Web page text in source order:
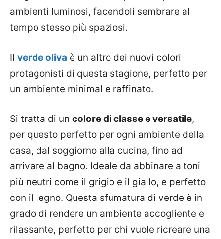
ambienti luminosi, facendoli sembrare al
tempo stesso più spaziosi.
Il verde oliva è un altro dei nuovi colori
protagonisti di questa stagione, perfetto per
un ambiente minimal e raffinato.
Si tratta di un colore di classe e versatile,
per questo perfetto per ogni ambiente della
casa, dal soggiorno alla cucina, fino ad
arrivare al bagno. Ideale da abbinare a toni
più neutri come il grigio e il giallo, e perfetto
con il legno. Questa sfumatura di verde è in
grado di rendere un ambiente accogliente e
rilassante, perfetto per chi vuole ricreare una